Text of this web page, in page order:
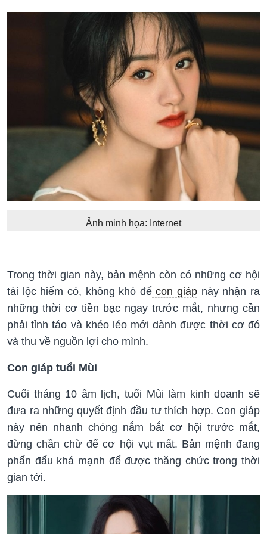
Ảnh minh họa: Internet
Trong thời gian này, bản mệnh còn có những cơ hội
tài lộc hiếm có, không khó đểcon giáp này nhận ra
những thời cơ tiền bạc ngay trước mắt, nhưng cần
phải tỉnh táo và khéo léo mới dành được thời cơ đó
và thu về nguồn lợi cho mình.
Con giáp tuổi Mùi
Cuối tháng 10 âm lịch, tuổi Mùi làm kinh doanh sẽ
đưa ra những quyết định đầu tư thích hợp. Con giáp
này nên nhanh chóng nắm bắt cơ hội trước mắt,
đừng chần chừ để cơ hội vụt mất. Bản mệnh đang
phấn đấu khá mạnh để được thăng chức trong thời
gian tới.